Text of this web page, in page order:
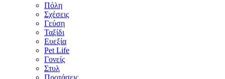
Πόλη
Σχέσεις
Γεύση
Ταξίδι
Ευεξία
Pet Life
Γονείς
Στυλ
Προτάσεις